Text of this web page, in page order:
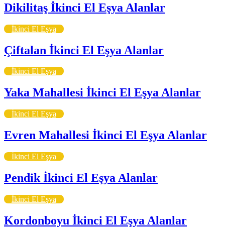
Dikilitaş İkinci El Eşya Alanlar
İkinci El Eşya
Çiftalan İkinci El Eşya Alanlar
İkinci El Eşya
Yaka Mahallesi İkinci El Eşya Alanlar
İkinci El Eşya
Evren Mahallesi İkinci El Eşya Alanlar
İkinci El Eşya
Pendik İkinci El Eşya Alanlar
İkinci El Eşya
Kordonboyu İkinci El Eşya Alanlar